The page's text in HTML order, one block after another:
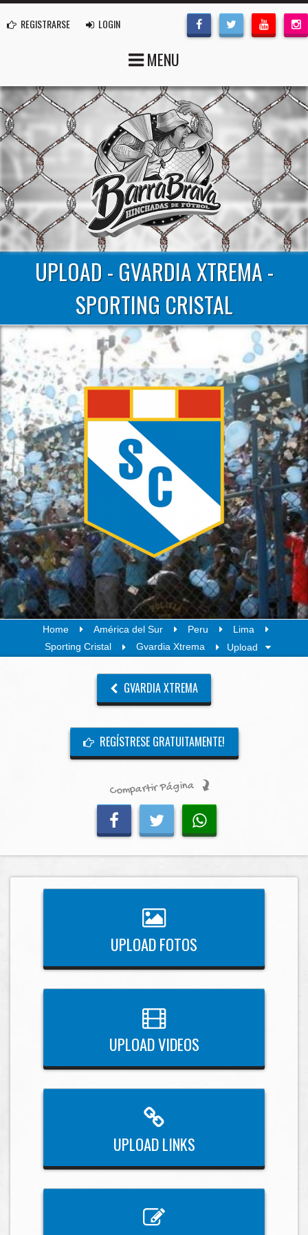
REGISTRARSE LOGIN
MENU
UPLOAD - GVARDIA XTREMA -
SPORTING CRISTAL
Home América del Sur Peru
Lima
Sporting Cristal
Gvardia Xtrema Upload
GVARDIA XTREMA
REGÍSTRESE GRATUITAMENTE!
Compartir Página
UPLOAD FOTOS
UPLOAD VIDEOS
UPLOAD LINKS